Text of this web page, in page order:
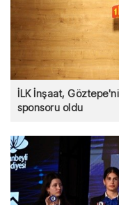
İLK İnşaat,
sponsoru oldu